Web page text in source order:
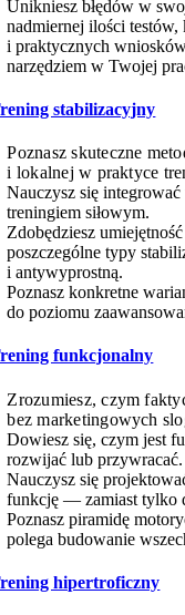
Unikniesz błędów w
nadmiernej ilości
i praktycznych
narzędziem w Twojej
stabilizacyjny
Poznasz skuteczne
i lokalnej w praktyce
Nauczysz się
treningiem siłowym.
Zdobędziesz
poszczególne typy
i antywyprostną.
Poznasz konkretne
do poziomu
funkcjonalny
Zrozumiesz, czym
bez marketingowych
Dowiesz się, czym jest
rozwijać lub przywracać.
Nauczysz się
funkcję — zamiast tylko
Poznasz piramidę
polega budowanie
hipertroficzny